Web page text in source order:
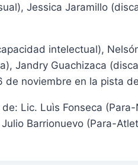
Jessica Jaramillo
intelectual),
Jandry Guachizaca
noviembre en la pista
Lic. Luìs Fonseca
Barrionuevo (Para-